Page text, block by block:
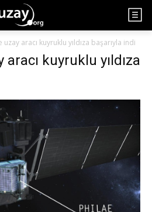
uzay aracı kuyruklu yıldıza başarıyla indi
kuyruklu yıldıza